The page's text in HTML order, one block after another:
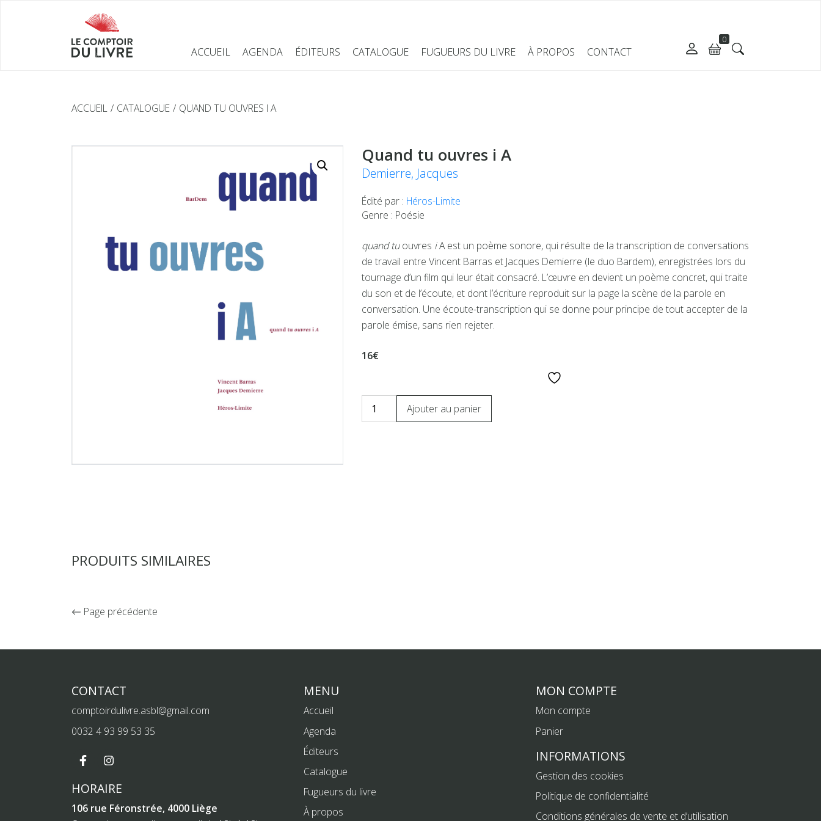
ACCUEIL AGENDA ÉDITEURS CATALOGUE FUGUEURS DU LIVRE À PROPOS CONTACT
0
ACCUEIL CATALOGUE QUAND TU OUVRES I A
Quand tu ouvres i A
Demierre, Jacques
Édité par : Héros-Limite
Genre : Poésie
quand tuouvres iA est un poème sonore, qui résulte de la transcription de conversations
de travail entre Vincent Barras et Jacques Demierre (le duo Bardem), enregistrées lors du
tournage d’un film qui leur était consacré. L’œuvre en devient un poème concret, qui traite
du son et de l’écoute, et dont l’écriture reproduit sur la page la scène de la parole en
conversation. Une écoute-transcription qui se donne pour principe de tout accepter de la
parole émise, sans rien rejeter.
16€
Ajouter au panier
PRODUITS SIMILAIRES
Page précédente
CONTACT
comptoirdulivre.asbl@gmail.com
0032 4 93 99 53 35
HORAIRE
106 rue Féronstrée, 4000 Liège
MENU
Accueil
Agenda
Éditeurs
Catalogue
Fugueurs du livre
À propos
MON COMPTE
Mon compte
Panier
INFORMATIONS
Gestion des cookies
Politique de confidentialité
Conditions générales de vente et d’utilisation